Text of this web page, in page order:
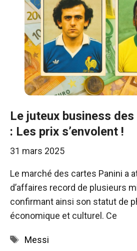
Le juteux business
: Les prix s’envolent !
31 mars 2025
Le marché des cartes Panini a
d’affaires record de plusieurs
confirmant ainsi son statut de
économique et culturel. Ce
Étiquettes
Messi